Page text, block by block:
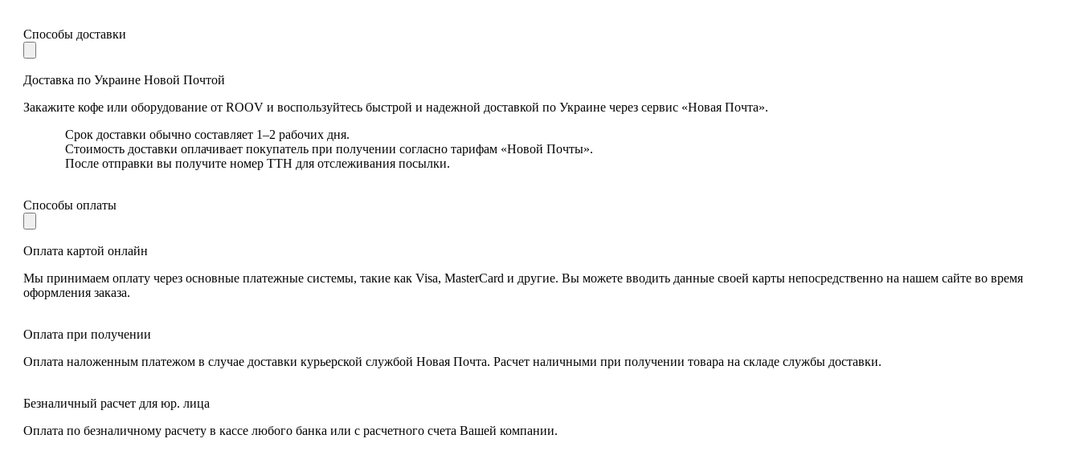
Способы доставки
Доставка по Украине Новой Почтой
Закажите кофе или оборудование от ROOV и воспользуйтесь быстрой и надежной доставкой по Украине через сервис «Новая Почта».
Срок доставки обычно составляет 1–2 рабочих дня.
Стоимость доставки оплачивает покупатель при получении согласно тарифам «Новой Почты».
После отправки вы получите номер ТТН для отслеживания посылки.
Способы оплаты
Оплата картой онлайн
Мы принимаем оплату через основные платежные системы, такие как Visa, MasterCard и другие. Вы можете вводить данные своей карты непосредственно на нашем сайте во время
оформления заказа.
Оплата при получении
Оплата наложенным платежом в случае доставки курьерской службой Новая Почта. Расчет наличными при получении товара на складе службы доставки.
Безналичный расчет для юр. лица
Оплата по безналичному расчету в кассе любого банка или с расчетного счета Вашей компании.